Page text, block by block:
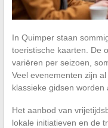
In Quimper staan
toeristische kaarten. De
variëren per seizoen,
Veel evenementen zijn
klassieke gidsen worden
Het aanbod van
lokale initiatieven en de